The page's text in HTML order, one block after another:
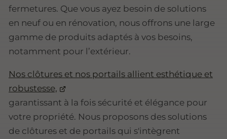
fermetures. Que vous ayez besoin de solutions
en neuf ou en rénovation, nous offrons une large
gamme de produits adaptés à vos besoins,
notamment pour l’extérieur.
Nos clôtures et nos portails allient esthétique et
robustesse,
garantissant à la fois sécurité et élégance pour
votre propriété. Nous proposons des solutions
de clôtures et de portails qui s'intègrent